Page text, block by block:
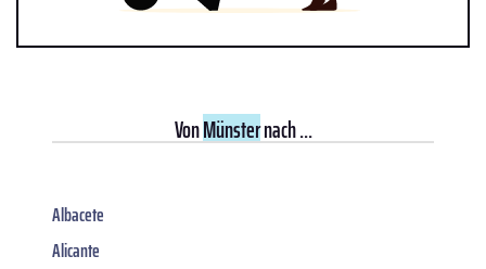
VonMünsternach ...
Albacete
Alicante